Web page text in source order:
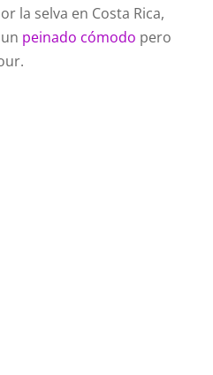
la selva en Costa Rica,
peinado cómodo pero